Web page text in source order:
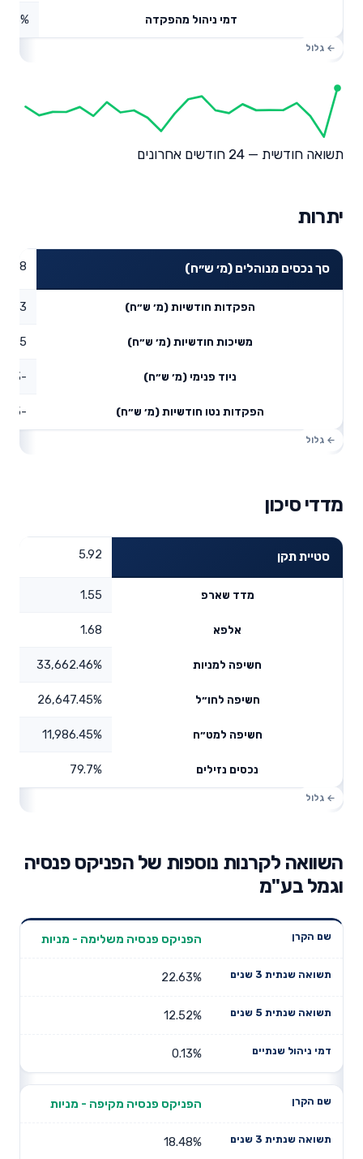
דמי ניהול מהפקדה
תשואה חודשית — 24 חודשים אחרונים
יתרות
סך נכסים מנוהלים (מ׳ ש״ח)
הפקדות חודשיות (מ׳ ש״ח)
משיכות חודשיות (מ׳ ש״ח)
ניוד פנימי (מ׳ ש״ח) -1,105.93
הפקדות נטו חודשיות (מ׳ ש״ח) -713.85
מדדי סיכון
סטיית תקן 5.92
מדד שארפ 1.55
אלפא 1.68
חשיפה למניות 33,662.46%
חשיפה לחו״ל 26,647.45%
חשיפה למט״ח 11,986.45%
נכסים נזילים 79.7%
השוואה לקרנות נוספות של הפניקס פנסיה
וגמל בע"מ
שנים
תשואה
דמי ניהול
הפניקס פנסיה משלימה - מניות
22.63%
12.52%
0.13%
הפניקס פנסיה מקיפה - מניות
18.48%